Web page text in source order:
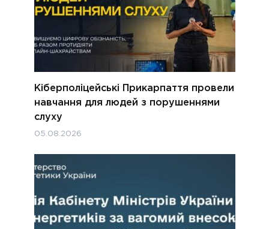
Кіберполіцейські Прикарпаття провели
навчання для людей з порушеннями
слуху
05.08.2026